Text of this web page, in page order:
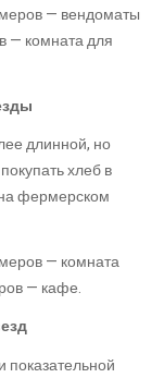
— вендоматы
— комната для
длинной, но
хлеб в
фермерском
— комната
— кафе.
показательной